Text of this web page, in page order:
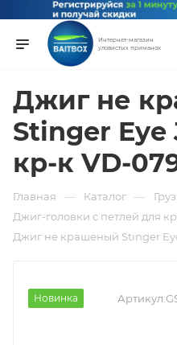
Интернет-магазин
уловистых приманок
Джиг не
Stinger Eye
кр-к VD-
Главная — Каталог —
Джиг-головки с петлей для
Джиг не крашеный Stinger
Новинка Артикул: